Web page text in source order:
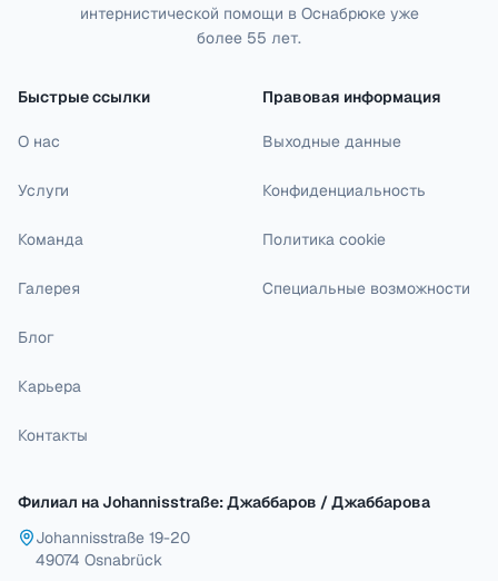
интернистической помощи в Оснабрюке уже
более 55 лет.
Быстрые ссылки
О нас
Услуги
Команда
Галерея
Блог
Карьера
Контакты
Правовая информация
Выходные данные
Конфиденциальность
Политика cookie
Специальные возможности
Филиал на Johannisstraße: Джаббаров / Джаббарова
Johannisstraße 19-20
49074 Osnabrück